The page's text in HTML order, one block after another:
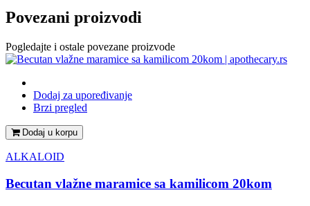
Povezani proizvodi
Pogledajte i ostale povezane proizvode
Dodaj za upoređivanje
Brzi pregled
Dodaj u korpu
ALKALOID
Becutan vlažne maramice sa kamilicom 20kom